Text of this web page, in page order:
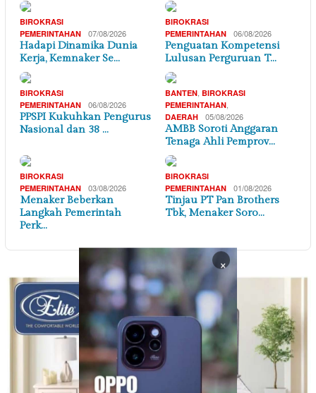
BIROKRASI
PEMERINTAHAN
07/08/2026
Hadapi Dinamika Dunia
Kerja, Kemnaker Se…
BIROKRASI
PEMERINTAHAN
06/08/2026
Penguatan Kompetensi
Lulusan Perguruan T…
BIROKRASI
PEMERINTAHAN
06/08/2026
PPSPI Kukuhkan Pengurus
Nasional dan 38 …
BANTEN, BIROKRASI
PEMERINTAHAN,
DAERAH 05/08/2026
AMBB Soroti Anggaran
Tenaga Ahli Pemprov…
BIROKRASI
PEMERINTAHAN
03/08/2026
Menaker Beberkan
Langkah Pemerintah
Perk…
BIROKRASI
PEMERINTAHAN
01/08/2026
Tinjau PT Pan Brothers
Tbk, Menaker Soro…
×